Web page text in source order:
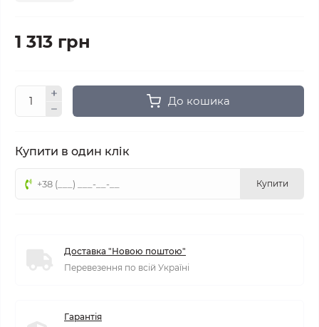
1 313 грн
До кошика
Купити в один клік
Купити
Доставка "Новою поштою"
Перевезення по всій Україні
Гарантія